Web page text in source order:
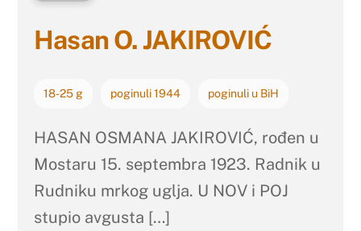
Hasan O. JAKIROVIĆ
18-25 g poginuli 1944 poginuli u BiH
HASAN OSMANA JAKIROVIĆ, rođen u
Mostaru 15. septembra 1923. Radnik u
Rudniku mrkog uglja. U NOV i POJ
stupio avgusta […]